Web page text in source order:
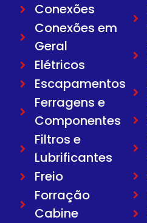
Conexões
Conexões em
Geral
Elétricos
Escapamentos
Ferragens e
Componentes
Filtros e
Lubrificantes
Freio
Forração
Cabine